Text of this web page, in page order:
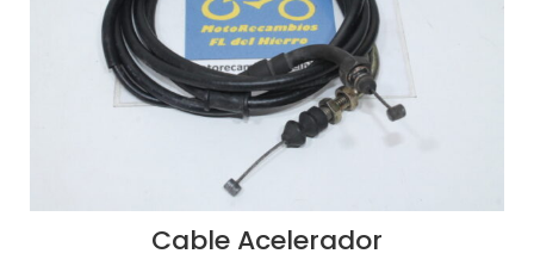
Cable Acelerador